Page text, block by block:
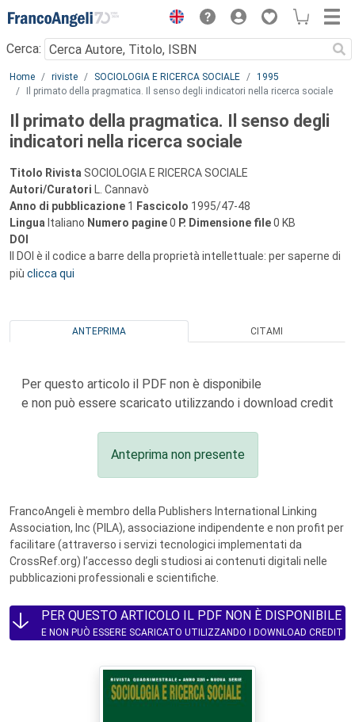
Menu
Cerca:
Main content
Home riviste SOCIOLOGIA E RICERCA SOCIALE
1995
Il primato della pragmatica. Il senso degli indicatori nella ricerca sociale
Il primato della pragmatica. Il senso degli
indicatori nella ricerca sociale
Titolo Rivista SOCIOLOGIA E RICERCA SOCIALE
Autori/Curatori L. Cannavò
Anno di pubblicazione 1 Fascicolo 1995/47-48
Lingua Italiano Numero pagine0 P. Dimensione file0 KB
DOI
Il DOI è il codice a barre della proprietà intellettuale: per saperne di
più clicca qui
ANTEPRIMA CITAMI
Per questo articolo il PDF non è disponibile
e non può essere scaricato utilizzando i download credit
Anteprima non presente
FrancoAngeli è membro della Publishers International Linking
Association, Inc (PILA), associazione indipendente e non profit per
facilitare (attraverso i servizi tecnologici implementati da
CrossRef.org) l’accesso degli studiosi ai contenuti digitali nelle
pubblicazioni professionali e scientifiche.
PER QUESTO ARTICOLO IL PDF NON È DISPONIBILE
E NON PUÒ ESSERE SCARICATO UTILIZZANDO I DOWNLOAD CREDIT